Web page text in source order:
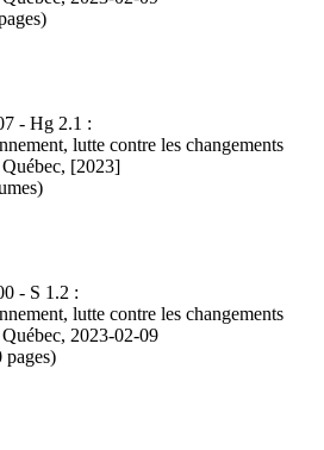
- Hg 2.1 :
lutte contre les changements
[2023]
- S 1.2 :
lutte contre les changements
2023-02-09
pages)